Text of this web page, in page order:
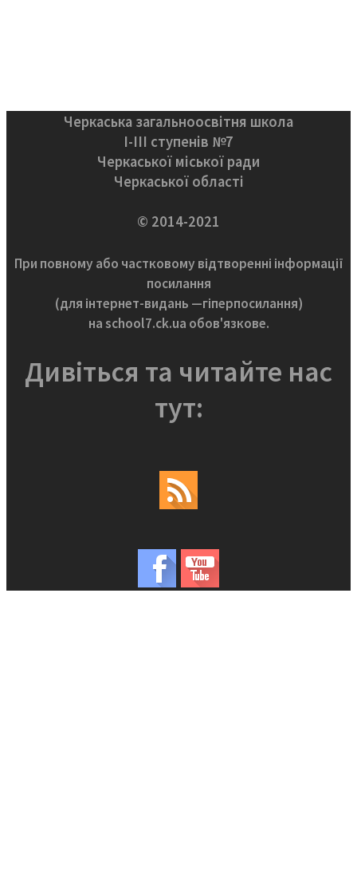
Черкаська загальноосвітня школа
І-ІІІ ступенів №7
Черкаської міської ради
Черкаської області
© 2014-2021
При повному або частковому відтворенні інформації
посилання
(для інтернет-видань —гіперпосилання)
на school7.ck.ua обов'язкове.
Дивіться та читайте нас
тут: